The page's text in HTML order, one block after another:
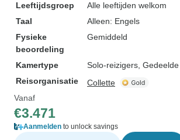
Leeftijdsgroep
Alle leeftijden welkom
Taal
Alleen: Engels
Fysieke
beoordeling
Gemiddeld
Kamertype
Solo-reizigers, Gedeelde
Reisorganisatie
Collette
Vanaf
€3.471
Aanmelden to unlock savings